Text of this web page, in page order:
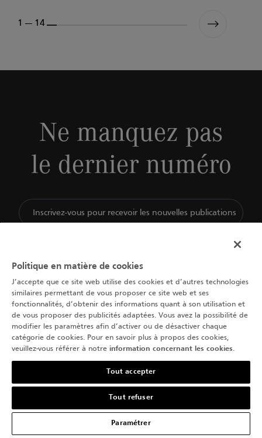
1 --- 14
Ne manquez pas
le dernier numéro
Inscrivez-vous pour recevoir les nouvelles publications
Politique en matière de cookies
J’accepte que ce site web utilise des cookies et d’autres technologies
similaires permettant de vous proposer ce site web et ses
fonctionnalités, d’obtenir des informations quant à son utilisation et
de vous proposer des publicités adaptées. Vous avez la possibilité de
modifier les paramètres afin d’activer ou de désactiver chaque
catégorie de cookies. Pour en savoir plus à propos des cookies,
veuillez-vous référer à notre information concernant les cookies.
Tout accepter
Tout refuser
Paramétrer